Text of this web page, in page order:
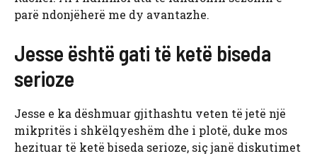
parë ndonjëherë me dy avantazhe.
Jesse është gati të ketë biseda
serioze
Jesse e ka dëshmuar gjithashtu veten të jetë një
mikpritës i shkëlqyeshëm dhe i plotë, duke mos
hezituar të ketë biseda serioze, siç janë diskutimet